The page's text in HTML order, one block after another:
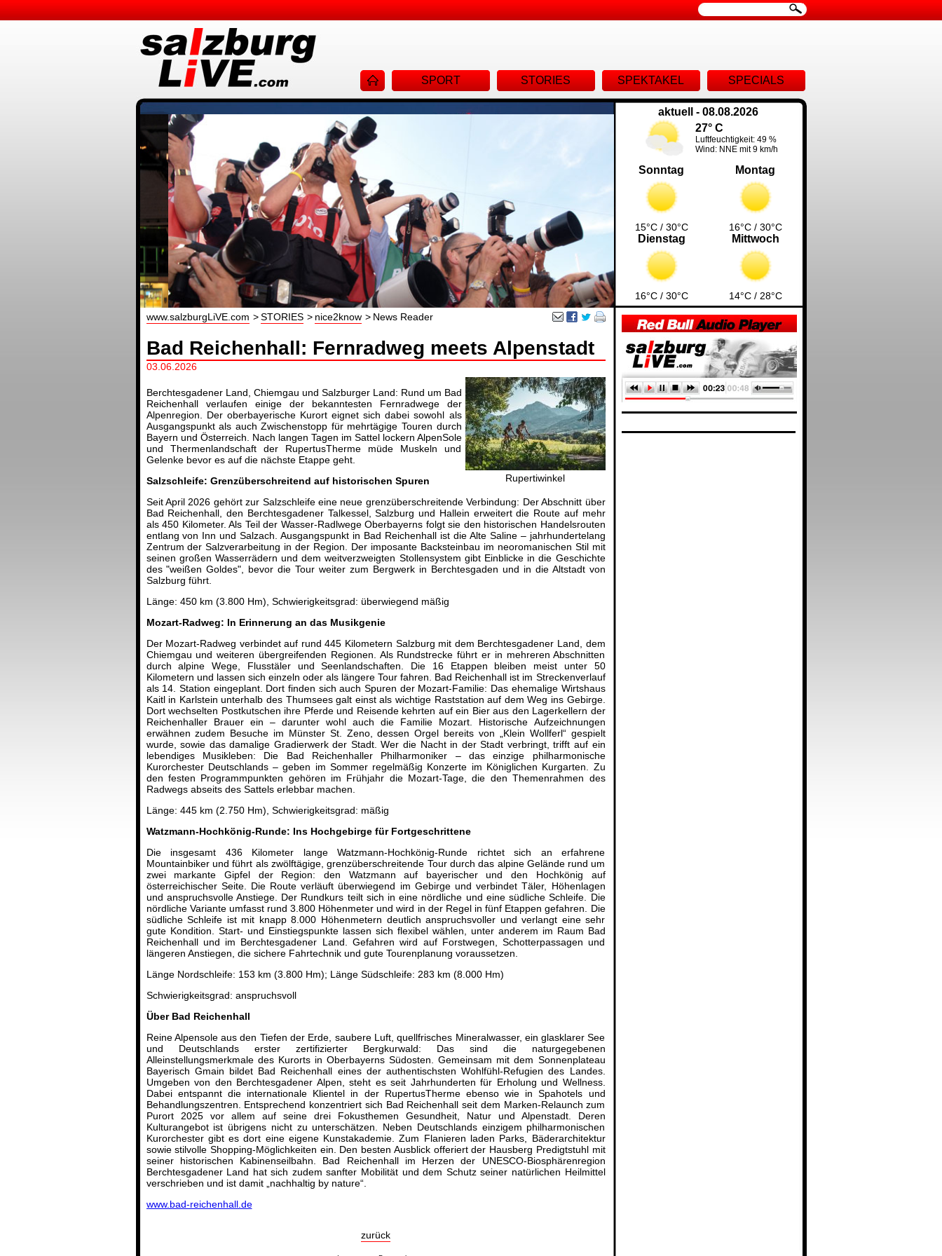
Navigation
überspringen
SPORT STORIES SPEKTAKEL SPECIALS
aktuell - 08.08.2026
27° C
Luftfeuchtigkeit: 49 %
Wind: NNE mit 9 km/h
Sonntag
15°C / 30°C
Montag
16°C / 30°C
Dienstag
16°C / 30°C
Mittwoch
14°C / 28°C
www.salzburgLiVE.com
STORIES nice2know News Reader
Bad Reichenhall: Fernradweg meets Alpenstadt
03.06.2026
Rupertiwinkel
Berchtesgadener Land, Chiemgau und Salzburger Land: Rund um Bad
Reichenhall verlaufen einige der bekanntesten Fernradwege der
Alpenregion. Der oberbayerische Kurort eignet sich dabei sowohl als
Ausgangspunkt als auch Zwischenstopp für mehrtägige Touren durch
Bayern und Österreich. Nach langen Tagen im Sattel lockern AlpenSole
und Thermenlandschaft der RupertusTherme müde Muskeln und
Gelenke bevor es auf die nächste Etappe geht.
Salzschleife: Grenzüberschreitend auf historischen Spuren
Seit April 2026 gehört zur Salzschleife eine neue grenzüberschreitende Verbindung: Der Abschnitt über
Bad Reichenhall, den Berchtesgadener Talkessel, Salzburg und Hallein erweitert die Route auf mehr
als 450 Kilometer. Als Teil der Wasser-Radlwege Oberbayerns folgt sie den historischen Handelsrouten
entlang von Inn und Salzach. Ausgangspunkt in Bad Reichenhall ist die Alte Saline – jahrhundertelang
Zentrum der Salzverarbeitung in der Region. Der imposante Backsteinbau im neoromanischen Stil mit
seinen großen Wasserrädern und dem weitverzweigten Stollensystem gibt Einblicke in die Geschichte
des "weißen Goldes", bevor die Tour weiter zum Bergwerk in Berchtesgaden und in die Altstadt von
Salzburg führt.
Länge: 450 km (3.800 Hm), Schwierigkeitsgrad: überwiegend mäßig
Mozart-Radweg: In Erinnerung an das Musikgenie
Der Mozart-Radweg verbindet auf rund 445 Kilometern Salzburg mit dem Berchtesgadener Land, dem
Chiemgau und weiteren übergreifenden Regionen. Als Rundstrecke führt er in mehreren Abschnitten
durch alpine Wege, Flusstäler und Seenlandschaften. Die 16 Etappen bleiben meist unter 50
Kilometern und lassen sich einzeln oder als längere Tour fahren. Bad Reichenhall ist im Streckenverlauf
als 14. Station eingeplant. Dort finden sich auch Spuren der Mozart-Familie: Das ehemalige Wirtshaus
Kaitl in Karlstein unterhalb des Thumsees galt einst als wichtige Raststation auf dem Weg ins Gebirge.
Dort wechselten Postkutschen ihre Pferde und Reisende kehrten auf ein Bier aus den Lagerkellern der
Reichenhaller Brauer ein – darunter wohl auch die Familie Mozart. Historische Aufzeichnungen
erwähnen zudem Besuche im Münster St. Zeno, dessen Orgel bereits von „Klein Wollferl“ gespielt
wurde, sowie das damalige Gradierwerk der Stadt. Wer die Nacht in der Stadt verbringt, trifft auf ein
lebendiges Musikleben: Die Bad Reichenhaller Philharmoniker – das einzige philharmonische
Kurorchester Deutschlands – geben im Sommer regelmäßig Konzerte im Königlichen Kurgarten. Zu
den festen Programmpunkten gehören im Frühjahr die Mozart-Tage, die den Themenrahmen des
Radwegs abseits des Sattels erlebbar machen.
Länge: 445 km (2.750 Hm), Schwierigkeitsgrad: mäßig
Watzmann-Hochkönig-Runde: Ins Hochgebirge für Fortgeschrittene
Die insgesamt 436 Kilometer lange Watzmann-Hochkönig-Runde richtet sich an erfahrene
Mountainbiker und führt als zwölftägige, grenzüberschreitende Tour durch das alpine Gelände rund um
zwei markante Gipfel der Region: den Watzmann auf bayerischer und den Hochkönig auf
österreichischer Seite. Die Route verläuft überwiegend im Gebirge und verbindet Täler, Höhenlagen
und anspruchsvolle Anstiege. Der Rundkurs teilt sich in eine nördliche und eine südliche Schleife. Die
nördliche Variante umfasst rund 3.800 Höhenmeter und wird in der Regel in fünf Etappen gefahren. Die
südliche Schleife ist mit knapp 8.000 Höhenmetern deutlich anspruchsvoller und verlangt eine sehr
gute Kondition. Start- und Einstiegspunkte lassen sich flexibel wählen, unter anderem im Raum Bad
Reichenhall und im Berchtesgadener Land. Gefahren wird auf Forstwegen, Schotterpassagen und
längeren Anstiegen, die sichere Fahrtechnik und gute Tourenplanung voraussetzen.
Länge Nordschleife: 153 km (3.800 Hm); Länge Südschleife: 283 km (8.000 Hm)
Schwierigkeitsgrad: anspruchsvoll
Über Bad Reichenhall
Reine Alpensole aus den Tiefen der Erde, saubere Luft, quellfrisches Mineralwasser, ein glasklarer See
und Deutschlands erster zertifizierter Bergkurwald: Das sind die naturgegebenen
Alleinstellungsmerkmale des Kurorts in Oberbayerns Südosten. Gemeinsam mit dem Sonnenplateau
Bayerisch Gmain bildet Bad Reichenhall eines der authentischsten Wohlfühl-Refugien des Landes.
Umgeben von den Berchtesgadener Alpen, steht es seit Jahrhunderten für Erholung und Wellness.
Dabei entspannt die internationale Klientel in der RupertusTherme ebenso wie in Spahotels und
Behandlungszentren. Entsprechend konzentriert sich Bad Reichenhall seit dem Marken-Relaunch zum
Purort 2025 vor allem auf seine drei Fokusthemen Gesundheit, Natur und Alpenstadt. Deren
Kulturangebot ist übrigens nicht zu unterschätzen. Neben Deutschlands einzigem philharmonischen
Kurorchester gibt es dort eine eigene Kunstakademie. Zum Flanieren laden Parks, Bäderarchitektur
sowie stilvolle Shopping-Möglichkeiten ein. Den besten Ausblick offeriert der Hausberg Predigtstuhl mit
seiner historischen Kabinenseilbahn. Bad Reichenhall im Herzen der UNESCO-Biosphärenregion
Berchtesgadener Land hat sich zudem sanfter Mobilität und dem Schutz seiner natürlichen Heilmittel
verschrieben und ist damit „nachhaltig by nature“.
www.bad-reichenhall.de
zurück